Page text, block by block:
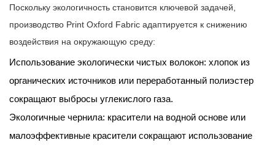
Поскольку экологичность становится ключевой задачей,
производство Print Oxford Fabric адаптируется к снижению
воздействия на окружающую среду:
Использование экологически чистых волокон: хлопок из
органических источников или переработанный полиэстер
сокращают выбросы углекислого газа.
Экологичные чернила: красители на водной основе или
малоэффективные красители сокращают использование